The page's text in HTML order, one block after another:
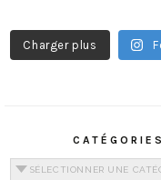
Charger plus
CATÉGORIES
Catégories